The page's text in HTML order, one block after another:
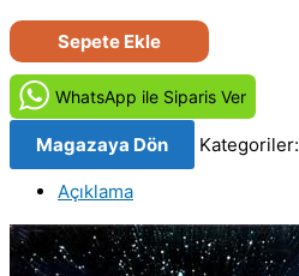
Moonbase-
Ay
Üssü
(1997)
Orjinal
Vhs
Film
adet
Sepete Ekle
WhatsApp ile Siparis Ver
Magazaya Dön Kategoriler:
Açıklama